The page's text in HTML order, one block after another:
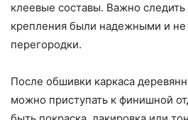
клеевые составы. Важно
крепления были надежными и
перегородки.
После обшивки каркаса
можно приступать к финишной